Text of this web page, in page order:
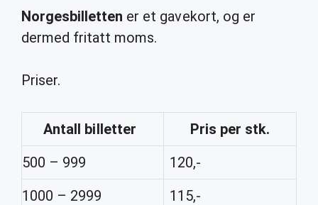
Norgesbilletten er et gavekort, og er
dermed fritatt moms.
Priser.
Antall billetter
Pris per stk.
500 – 999
120,-
1000 – 2999
115,-